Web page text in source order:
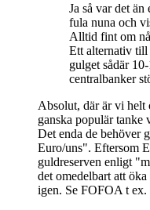
Ja så var det än
fula nuna och
Alltid fint om
Ett alternativ till
gulget sådär
centralbanker
Absolut, där är vi helt
ganska populär
Det enda de behöver
Euro/uns". Eftersom
guldreserven enligt
det omedelbart att
igen. Se FOFOA t ex.